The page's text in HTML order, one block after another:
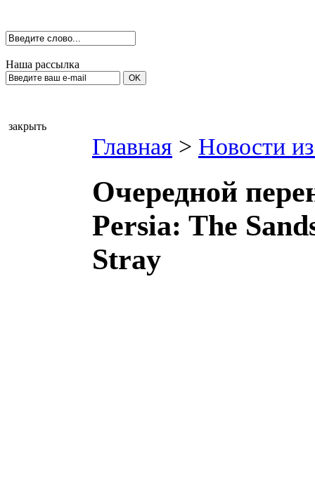
Наша рассылка
закрыть
Главная > Новости
Очередной
Persia: The
Stray